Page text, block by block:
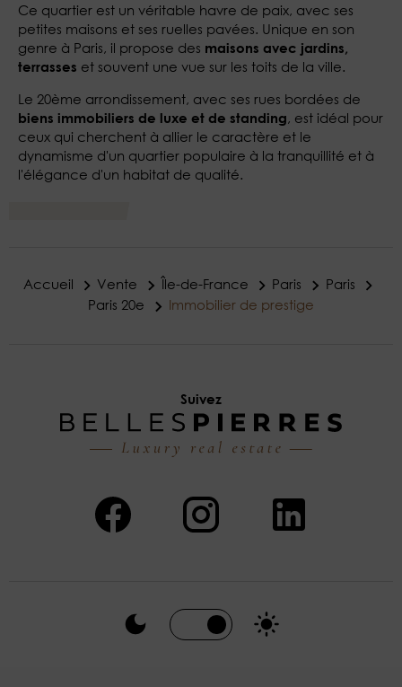
Ce quartier est un véritable havre de paix, avec ses
petites maisons et ses ruelles pavées. Unique en son
genre à Paris, il propose des maisons avec jardins,
terrasses et souvent une vue sur les toits de la ville.
Le 20ème arrondissement, avec ses rues bordées de
biens immobiliers de luxe et de standing, est idéal pour
ceux qui cherchent à allier le caractère et le
dynamisme d'un quartier populaire à la tranquillité et à
l'élégance d'un habitat de qualité.
Accueil Vente Île-de-France Paris
Paris
Paris 20e
Immobilier de prestige
Suivez